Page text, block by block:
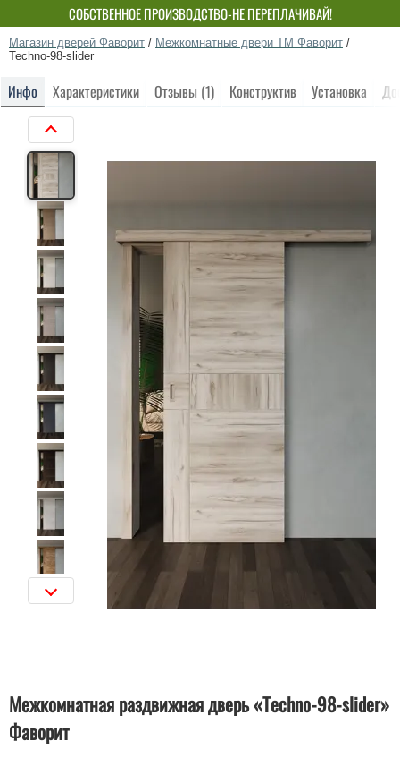
СОБСТВЕННОЕ ПРОИЗВОДСТВО-НЕ ПЕРЕПЛАЧИВАЙ!
Магазин дверей Фаворит / Межкомнатные двери ТМ Фаворит /
Techno-98-slider
Инфо Характеристики Отзывы (1) Конструктив Установка
Межкомнатная раздвижная дверь «Techno-98-slider»
Фаворит